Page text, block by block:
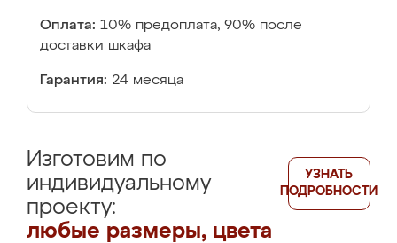
Оплата: 10% предоплата, 90% после
доставки шкафа
Гарантия: 24 месяца
Изготовим по
индивидуальному
проекту:
любые размеры, цвета
УЗНАТЬ
ПОДРОБНОСТИ